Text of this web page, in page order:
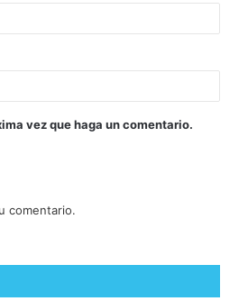
vez que haga un comentario.
comentario.